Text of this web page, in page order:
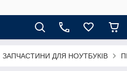
ЗАПЧАСТИНИ ДЛЯ НОУТБУКІВ